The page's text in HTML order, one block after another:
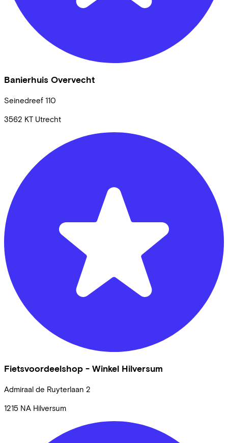
Banierhuis Overvecht
Seinedreef 110
3562 KT Utrecht
Fietsvoordeelshop - Winkel Hilversum
Admiraal de Ruyterlaan 2
1215 NA Hilversum